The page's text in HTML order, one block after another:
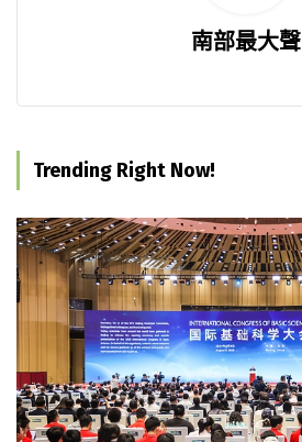
南部最大聲
Trending Right Now!